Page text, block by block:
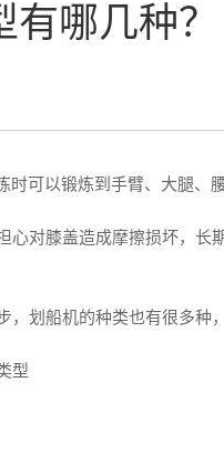
哪几种？
可以锻炼到手臂、大腿、
对膝盖造成摩擦损坏，
划船机的种类也有很多种
型